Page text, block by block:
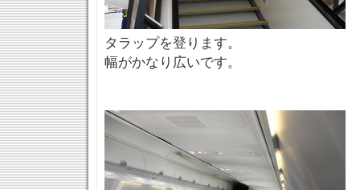
タラップを登ります。
幅がかなり広いです。